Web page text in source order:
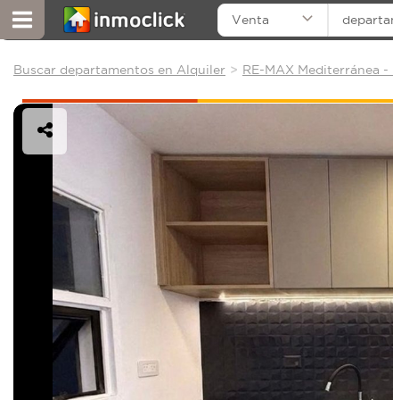
Venta
Buscar departamentos en Alquiler RE-MAX Mediterránea